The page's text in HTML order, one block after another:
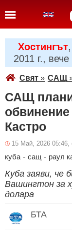
Хостингът
2011 г.,
Свят » САЩ
САЩ
Кастро
15 Май, 2026 05:46,
куба - сащ - раул
Куба заяви, че
Вашингтон за
долара
БТА